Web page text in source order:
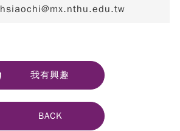
hsiaochi@mx.nthu.edu.tw
我有興趣
BACK